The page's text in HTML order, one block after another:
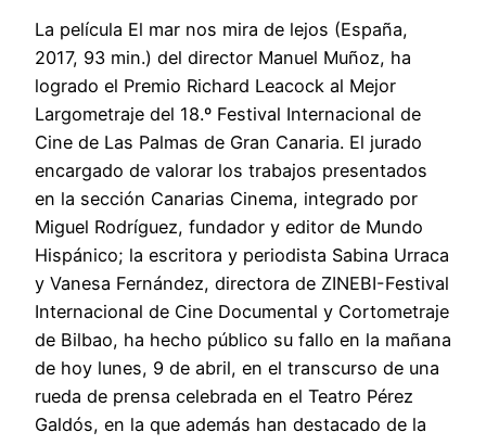
La película El mar nos mira de lejos (España,
2017, 93 min.) del director Manuel Muñoz, ha
logrado el Premio Richard Leacock al Mejor
Largometraje del 18.º Festival Internacional de
Cine de Las Palmas de Gran Canaria. El jurado
encargado de valorar los trabajos presentados
en la sección Canarias Cinema, integrado por
Miguel Rodríguez, fundador y editor de Mundo
Hispánico; la escritora y periodista Sabina Urraca
y Vanesa Fernández, directora de ZINEBI-Festival
Internacional de Cine Documental y Cortometraje
de Bilbao, ha hecho público su fallo en la mañana
de hoy lunes, 9 de abril, en el transcurso de una
rueda de prensa celebrada en el Teatro Pérez
Galdós, en la que además han destacado de la